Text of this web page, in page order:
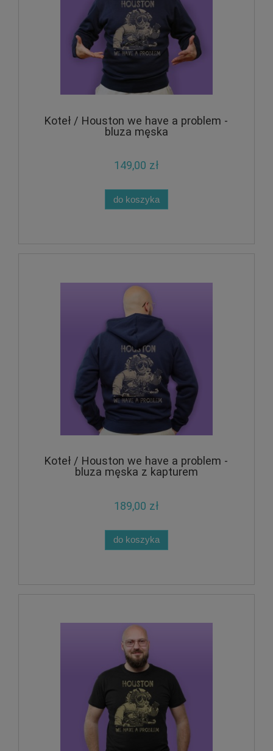
Koteł / Houston we have a problem -
bluza męska
149,00 zł
do koszyka
Koteł / Houston we have a problem -
bluza męska z kapturem
189,00 zł
do koszyka